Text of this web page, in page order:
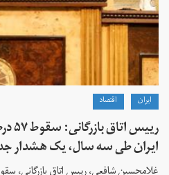
ايران اقتصاد
ایران طی سه سال، یک هشدار